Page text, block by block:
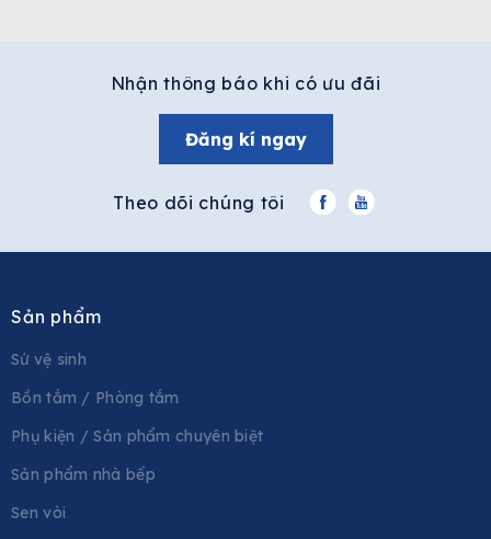
Nhận thông báo khi có ưu đãi
Đăng kí ngay
Theo dõi chúng tôi
Sản phẩm
Sứ vệ sinh
Bồn tắm / Phòng tắm
Phụ kiện / Sản phẩm chuyên biệt
Sản phẩm nhà bếp
Sen vòi